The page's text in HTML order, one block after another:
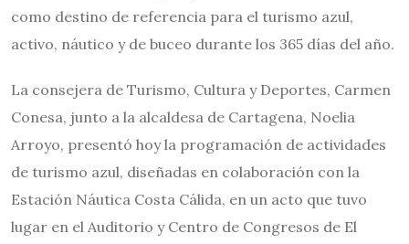
como destino de referencia para el turismo azul,
activo, náutico y de buceo durante los 365 días del año.
La consejera de Turismo, Cultura y Deportes, Carmen
Conesa, junto a la alcaldesa de Cartagena, Noelia
Arroyo, presentó hoy la programación de actividades
de turismo azul, diseñadas en colaboración con la
Estación Náutica Costa Cálida, en un acto que tuvo
lugar en el Auditorio y Centro de Congresos de El